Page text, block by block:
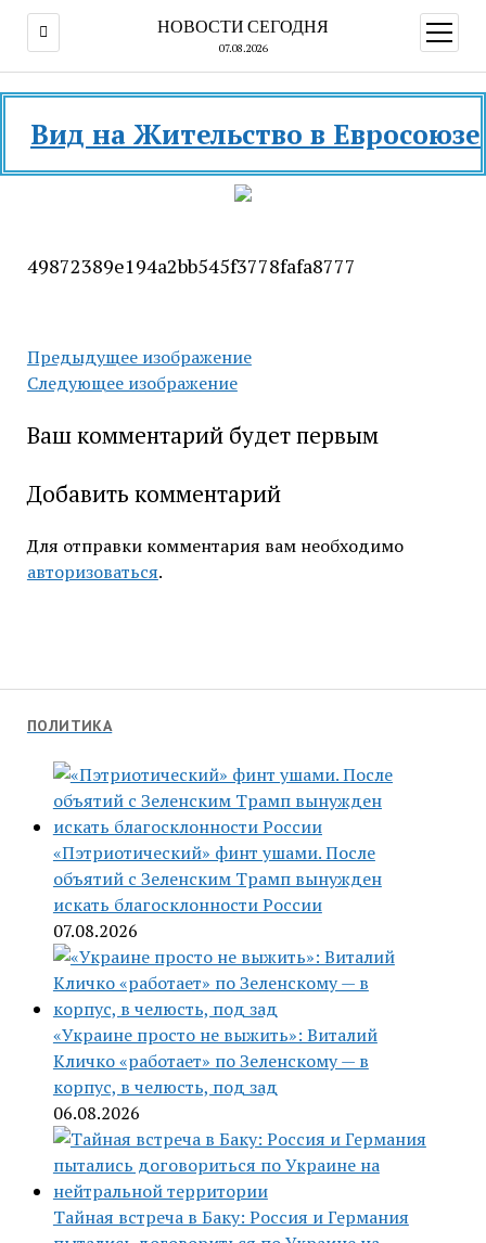
НОВОСТИ СЕГОДНЯ
07.08.2026
меню
на Жительство в Евросоюзе и
ПОЛИТИКА
«Пэтриотический» финт ушами. После
объятий с Зеленским Трамп вынужден
искать благосклонности России
07.08.2026
«Украине просто не выжить»: Виталий
Кличко «работает» по Зеленскому — в
корпус, в челюсть, под зад
06.08.2026
Тайная встреча в Баку: Россия и Германия
49872389e194a2bb545f3778fafa8777
Предыдущее изображение
Следующее изображение
Ваш комментарий будет первым
Добавить комментарий
Для отправки комментария вам необходимо
авторизоваться.